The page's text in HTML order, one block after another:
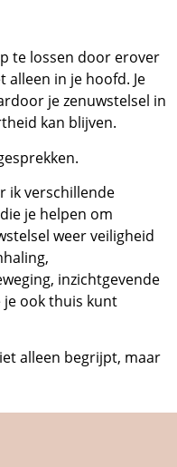
te lossen door erover
alleen in je hoofd. Je
je zenuwstelsel in
kan blijven.
ik verschillende
je helpen om
weer veiligheid
inzichtgevende
je ook thuis kunt
alleen begrijpt, maar